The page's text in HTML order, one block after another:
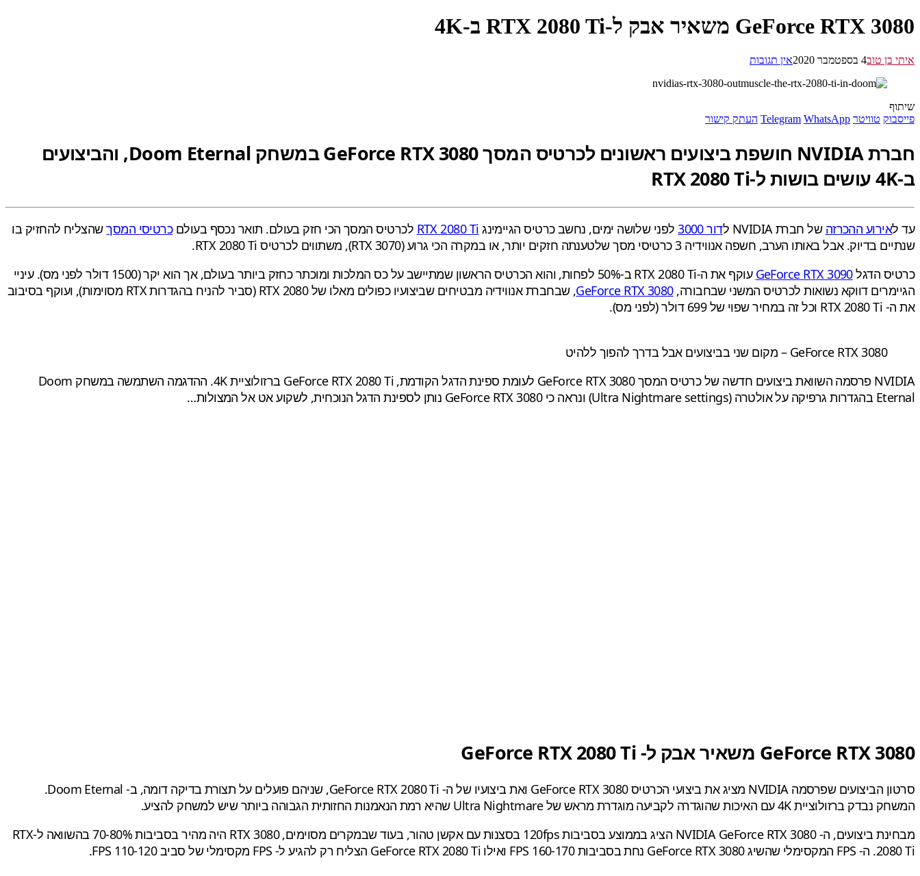
GeForce RTX 3080 משאיר אבק ל-RTX 2080 Ti ב-4K
איתי בן טוב4 בספטמבר 2020 אין תגובות
שיתוף
פייסבוק טוויטר Telegram WhatsApp העתק קישור
חברת NVIDIA חושפת ביצועים ראשונים לכרטיס המסך GeForce RTX 3080 במשחק Doom Eternal, והביצועים
ב-4K עושים בושות ל-RTX 2080 Ti
עד לאירוע ההכרזה של חברת NVIDIA ל דור 3000 לפני שלושה ימים, נחשב כרטיס הגיימינג RTX 2080 Ti לכרטיס המסך הכי חזק בעולם. תואר נכסף בעולםכרטיסי המסךשהצליח להחזיק בו
שנתיים בדיוק. אבל באותו הערב, חשפה אנווידיה 3 כרטיסי מסך שלטענתה חזקים יותר, או במקרה הכי גרוע (RTX 3070), משתווים לכרטיס RTX 2080 Ti.
כרטיס הדגלGeForce RTX 3090
עוקף את ה-RTX 2080 Ti ב-50% לפחות, והוא הכרטיס הראשון שמתיישב על כס המלכות ומוכתר כחזק ביותר בעולם, אך הוא יקר (1500 דולר לפני מס). עיניי
הגיימרים דווקא נשואות לכרטיס המשני שבחבורה,GeForce RTX 3080
, שבחברת אנווידיה מבטיחים שביצועיו כפולים מאלו של RTX 2080 (סביר להניח בהגדרות RTX מסוימות), ועוקף בסיבוב
את ה- RTX 2080 Ti וכל זה במחיר שפוי של 699 דולר (לפני מס).
GeForce RTX 3080 – מקום שני בביצועים אבל בדרך להפוך ללהיט
NVIDIA פרסמה השוואת ביצועים חדשה של כרטיס המסך GeForce RTX 3080 לעומת ספינת הדגל הקודמת, GeForce RTX 2080 Ti ברזולוציית 4K. ההדגמה השתמשה במשחק Doom
Eternal בהגדרות גרפיקה על אולטרה (Ultra Nightmare settings) ונראה כי GeForce RTX 3080 נותן לספינת הדגל הנוכחית, לשקוע אט אל המצולות…
GeForce RTX 3080 משאיר אבק ל- GeForce RTX 2080 Ti
סרטון הביצועים שפרסמה NVIDIA מציג את ביצועי הכרטיס GeForce RTX 3080 ואת ביצועיו של ה- GeForce RTX 2080 Ti, שניהם פועלים על תצורת בדיקה דומה, ב- Doom Eternal.
המשחק נבדק ברזולוציית 4K עם האיכות שהוגדרה לקביעה מוגדרת מראש של Ultra Nightmare שהיא רמת הנאמנות החזותית הגבוהה ביותר שיש למשחק להציע.
מבחינת ביצועים, ה- NVIDIA GeForce RTX 3080 הציג בממוצע בסביבות 120fps בסצנות עם אקשן טהור, בעוד שבמקרים מסוימים, RTX 3080 היה מהיר בסביבות 70-80% בהשוואה ל-RTX
2080 Ti. ה- FPS המקסימלי שהשיג GeForce RTX 3080 נחת בסביבות 160-170 FPS ואילו GeForce RTX 2080 Ti הצליח רק להגיע ל- FPS מקסימלי של סביב 110-120 FPS.